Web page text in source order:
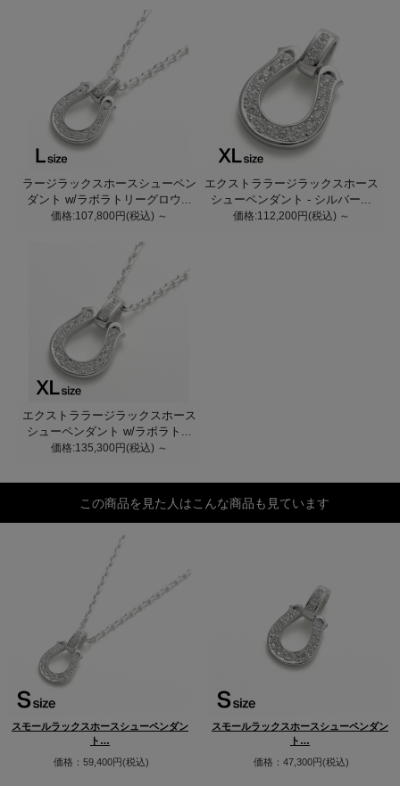
ラージラックスホースシューペン
ダント w/ラボラトリーグロウ...
価格:107,800円(税込) ～
エクストララージラックスホース
シューペンダント - シルバー...
価格:112,200円(税込) ～
エクストララージラックスホース
シューペンダント w/ラボラト...
価格:135,300円(税込) ～
この商品を見た人はこんな商品も見ています
スモールラックスホースシューペンダン
ト…
価格：59,400円(税込)
スモールラックスホースシューペンダン
ト…
価格：47,300円(税込)